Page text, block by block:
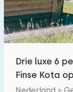
Drie luxe 6
Finse Kota